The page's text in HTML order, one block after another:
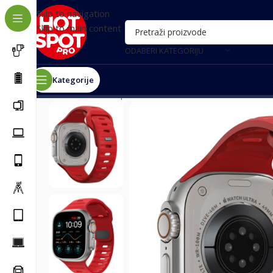
Skip to navigation
Skip to main content
ODABERI KATEGORIJU
Kategorije
Почетна/Smart oprema/Pametni satovi/Narukvica